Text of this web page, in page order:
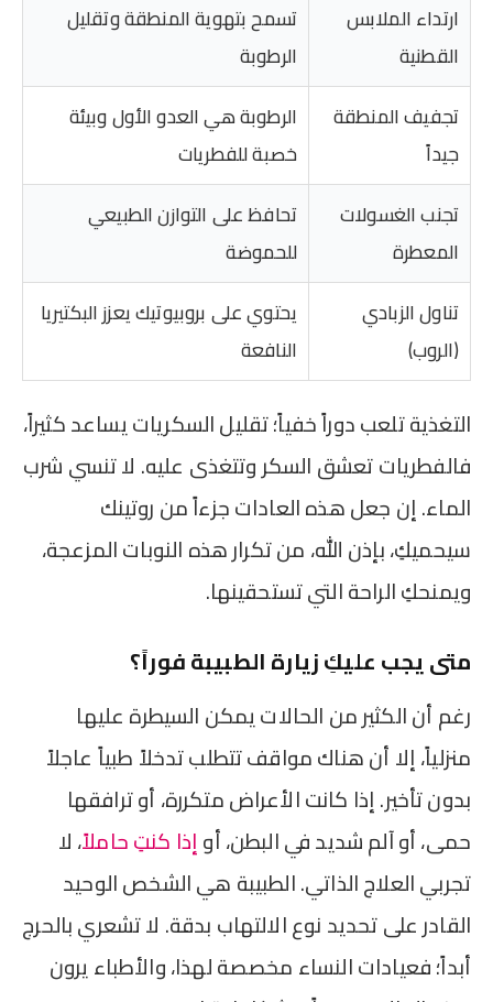
ارتداء الملابس
القطنية
تسمح بتهوية المنطقة وتقليل
الرطوبة
تجفيف المنطقة
جيداً
الرطوبة هي العدو الأول وبيئة
خصبة للفطريات
تجنب الغسولات
المعطرة
تحافظ على التوازن الطبيعي
للحموضة
تناول الزبادي
(الروب)
يحتوي على بروبيوتيك يعزز البكتيريا
النافعة
التغذية تلعب دوراً خفياً؛ تقليل السكريات يساعد كثيراً،
فالفطريات تعشق السكر وتتغذى عليه. لا تنسي شرب
الماء. إن جعل هذه العادات جزءاً من روتينك
سيحميكِ، بإذن الله، من تكرار هذه النوبات المزعجة،
ويمنحكِ الراحة التي تستحقينها.
متى يجب عليكِ زيارة الطبيبة فوراً؟
رغم أن الكثير من الحالات يمكن السيطرة عليها
منزلياً، إلا أن هناك مواقف تتطلب تدخلاً طبياً عاجلاً
بدون تأخير. إذا كانت الأعراض متكررة، أو ترافقها
حمى، أو آلم شديد في البطن، أوإذا كنتِ حاملاً، لا
تجربي العلاج الذاتي. الطبيبة هي الشخص الوحيد
القادر على تحديد نوع الالتهاب بدقة. لا تشعري بالحرج
أبداً؛ فعيادات النساء مخصصة لهذا، والأطباء يرون